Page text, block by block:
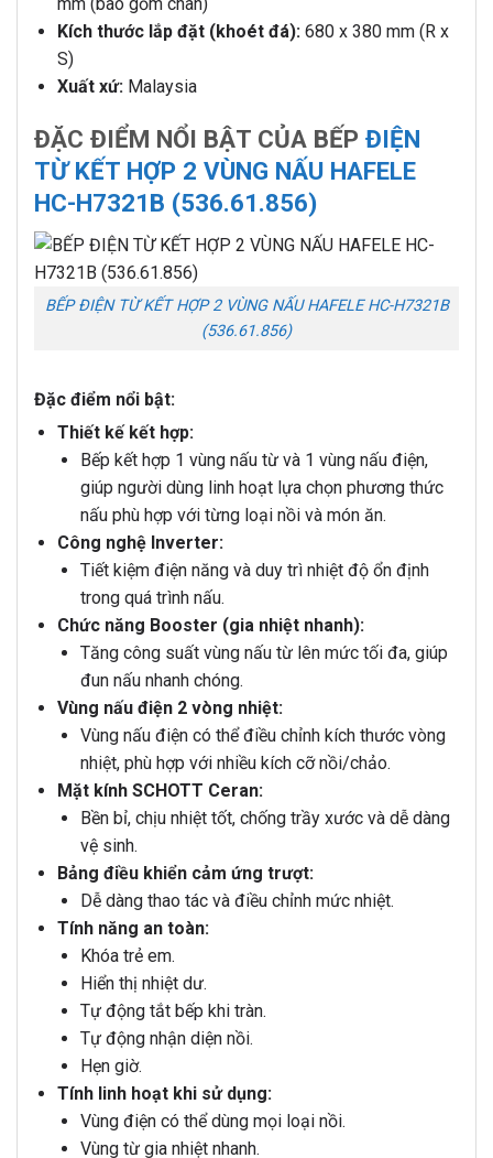
mm (bao gồm chân)
Kích thước lắp đặt (khoét đá):680 x 380 mm (R x
S)
Xuất xứ:Malaysia
ĐẶC ĐIỂM NỔI BẬT CỦA BẾP ĐIỆN
TỪ KẾT HỢP 2 VÙNG NẤU HAFELE
HC-H7321B (536.61.856)
BẾP ĐIỆN TỪ KẾT HỢP 2 VÙNG NẤU HAFELE HC-H7321B
(536.61.856)
Đặc điểm nổi bật:
Thiết kế kết hợp:
Bếp kết hợp 1 vùng nấu từ và 1 vùng nấu điện,
giúp người dùng linh hoạt lựa chọn phương thức
nấu phù hợp với từng loại nồi và món ăn.
Công nghệ Inverter:
Tiết kiệm điện năng và duy trì nhiệt độ ổn định
trong quá trình nấu.
Chức năng Booster (gia nhiệt nhanh):
Tăng công suất vùng nấu từ lên mức tối đa, giúp
đun nấu nhanh chóng.
Vùng nấu điện 2 vòng nhiệt:
Vùng nấu điện có thể điều chỉnh kích thước vòng
nhiệt, phù hợp với nhiều kích cỡ nồi/chảo.
Mặt kính SCHOTT Ceran:
Bền bỉ, chịu nhiệt tốt, chống trầy xước và dễ dàng
vệ sinh.
Bảng điều khiển cảm ứng trượt:
Dễ dàng thao tác và điều chỉnh mức nhiệt.
Tính năng an toàn:
Khóa trẻ em.
Hiển thị nhiệt dư.
Tự động tắt bếp khi tràn.
Tự động nhận diện nồi.
Hẹn giờ.
Tính linh hoạt khi sử dụng:
Vùng điện có thể dùng mọi loại nồi.
Vùng từ gia nhiệt nhanh.